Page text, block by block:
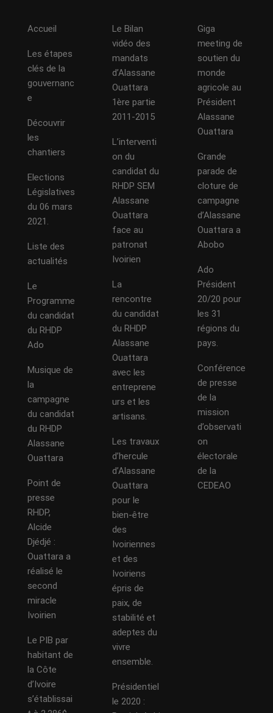
Accueil
Les étapes
clés de la
gouvernanc
e
Découvrir
les
chantiers
Elections
Législatives
du 06 mars
2021.
Liste des
actualités
Le
Programme
du candidat
du RHDP
Ado
Musique de
la
campagne
du candidat
du RHDP
Alassane
Ouattara
Point de
presse
RHDP,
Alcide
Djédjé :
Ouattara a
réalisé le
second
miracle
Ivoirien
Le PIB par
habitant de
la Côte
d’Ivoire
s’établissai
Le Bilan
vidéo des
mandats
d’Alassane
Ouattara
1ère partie
2011-2015
L’interventi
on du
candidat du
RHDP SEM
Alassane
Ouattara
face au
patronat
Ivoirien
La
rencontre
du candidat
du RHDP
Alassane
Ouattara
avec les
entreprene
urs et les
artisans.
Les travaux
d’hercule
d’Alassane
Ouattara
pour le
bien-être
des
Ivoiriennes
et des
Ivoiriens
épris de
paix, de
stabilité et
adeptes du
vivre
ensemble.
Présidentiel
le 2020 :
Giga
meeting de
soutien du
monde
agricole au
Président
Alassane
Ouattara
Grande
parade de
cloture de
campagne
d’Alassane
Ouattara a
Abobo
Ado
Président
20/20 pour
les 31
régions du
pays.
Conférence
de presse
de la
mission
d’observati
on
électorale
de la
CEDEAO